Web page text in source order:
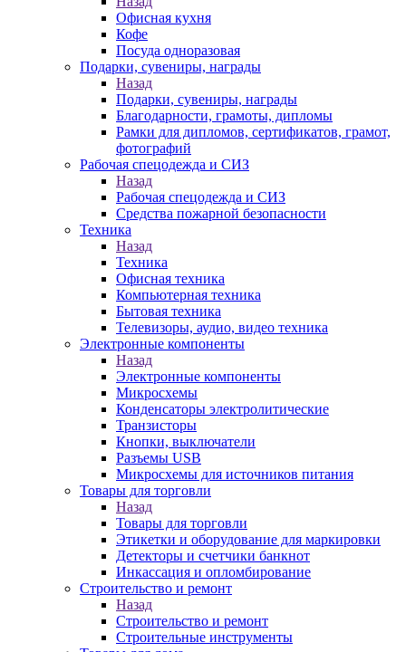
Офисная кухня
Кофе
Посуда одноразовая
Подарки, сувениры, награды
Назад
Подарки, сувениры, награды
Благодарности, грамоты, дипломы
Рамки для дипломов, сертификатов, грамот,
фотографий
Рабочая спецодежда и СИЗ
Назад
Рабочая спецодежда и СИЗ
Средства пожарной безопасности
Техника
Назад
Техника
Офисная техника
Компьютерная техника
Бытовая техника
Телевизоры, аудио, видео техника
Электронные компоненты
Назад
Электронные компоненты
Микросхемы
Конденсаторы электролитические
Транзисторы
Кнопки, выключатели
Разъемы USB
Микросхемы для источников питания
Товары для торговли
Назад
Товары для торговли
Этикетки и оборудование для маркировки
Детекторы и счетчики банкнот
Инкассация и опломбирование
Строительство и ремонт
Назад
Строительство и ремонт
Строительные инструменты